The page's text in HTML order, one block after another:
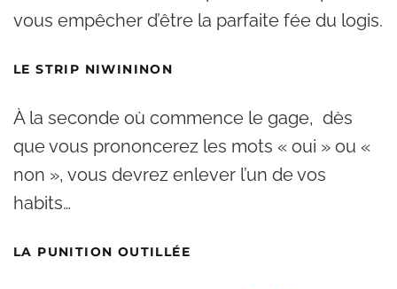
vous empêcher d’être la parfaite fée du logis.
LE STRIP NIWININON
À la seconde où commence le gage, dès
que vous prononcerez les mots « oui » ou «
non », vous devrez enlever l’un de vos
habits…
LA PUNITION OUTILLÉE